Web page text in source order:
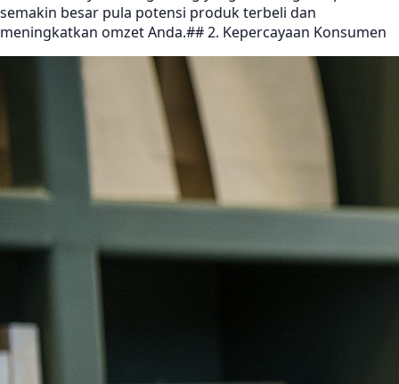
semakin besar pula potensi produk terbeli dan
meningkatkan omzet Anda.## 2. Kepercayaan Konsumen